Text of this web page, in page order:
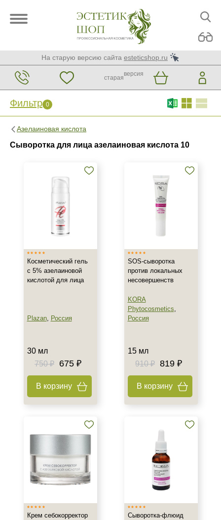
На старую версию сайта esteticshop.ru
старая
версия
Фильтр 0
Азелаиновая кислота
Сыворотка для лица азелаиновая кислота 10
Фильтр 0
Россия
Тип товара
Сыворотка
Класс косметики
Профессиональная
Тип кожи
Показать еще
Возраст
Любой возраст (от 18 лет)
После 20
Косметический гель
с 5% азелаиновой
кислотой для лица
Plazan, Россия
30 мл
750 ₽
675 ₽
В корзину
SOS-сыворотка
против локальных
несовершенств
KORA
Phytocosmetics,
Россия
15 мл
910 ₽ 819 ₽
В корзину
Крем себокорректор
Сыворотка-флюид